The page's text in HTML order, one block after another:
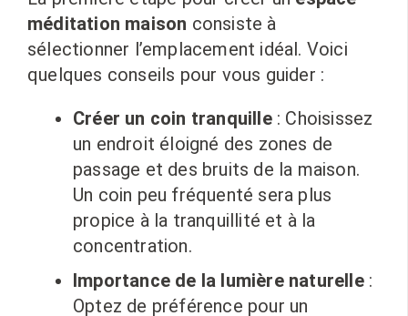
méditation maison consiste à
sélectionner l’emplacement idéal. Voici
quelques conseils pour vous guider :
Créer un coin tranquille: Choisissez
un endroit éloigné des zones de
passage et des bruits de la maison.
Un coin peu fréquenté sera plus
propice à la tranquillité et à la
concentration.
Importance de la lumière naturelle:
Optez de préférence pour un